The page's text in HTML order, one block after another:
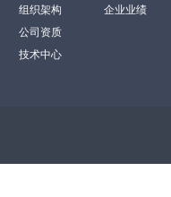
组织架构
公司资质
技术中心
企业业绩